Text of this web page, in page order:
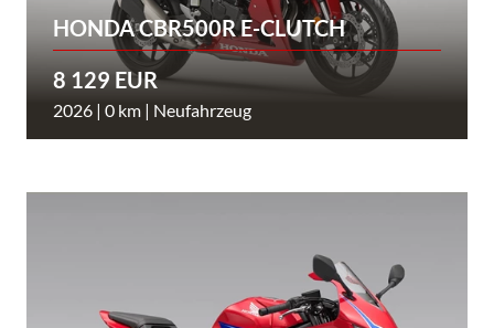
HONDA CBR500R E-CLUTCH
8 129 EUR
2026 | 0 km | Neufahrzeug